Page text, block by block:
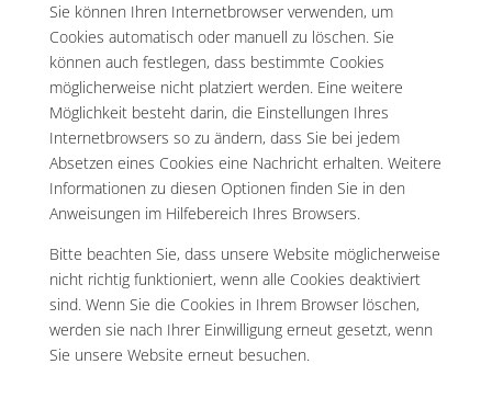
Sie können Ihren Internetbrowser verwenden, um
Cookies automatisch oder manuell zu löschen. Sie
können auch festlegen, dass bestimmte Cookies
möglicherweise nicht platziert werden. Eine weitere
Möglichkeit besteht darin, die Einstellungen Ihres
Internetbrowsers so zu ändern, dass Sie bei jedem
Absetzen eines Cookies eine Nachricht erhalten. Weitere
Informationen zu diesen Optionen finden Sie in den
Anweisungen im Hilfebereich Ihres Browsers.
Bitte beachten Sie, dass unsere Website möglicherweise
nicht richtig funktioniert, wenn alle Cookies deaktiviert
sind. Wenn Sie die Cookies in Ihrem Browser löschen,
werden sie nach Ihrer Einwilligung erneut gesetzt, wenn
Sie unsere Website erneut besuchen.